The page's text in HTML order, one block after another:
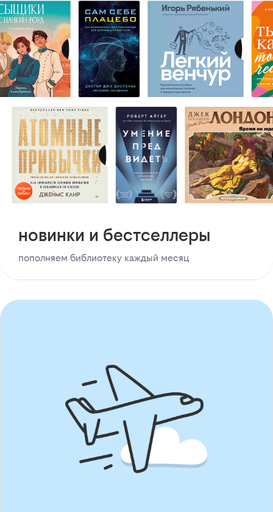
новинки и бестселлеры
пополняем библиотеку каждый месяц